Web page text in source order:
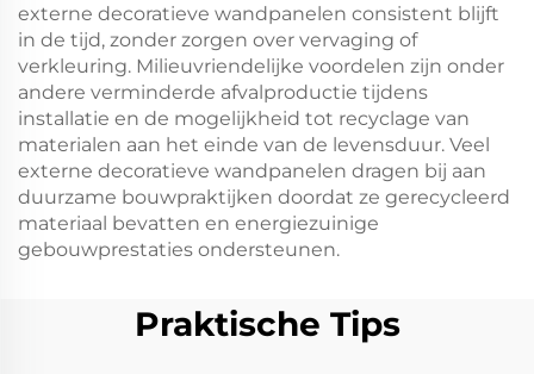
externe decoratieve wandpanelen consistent blijft
in de tijd, zonder zorgen over vervaging of
verkleuring. Milieuvriendelijke voordelen zijn onder
andere verminderde afvalproductie tijdens
installatie en de mogelijkheid tot recyclage van
materialen aan het einde van de levensduur. Veel
externe decoratieve wandpanelen dragen bij aan
duurzame bouwpraktijken doordat ze gerecycleerd
materiaal bevatten en energiezuinige
gebouwprestaties ondersteunen.
Praktische Tips